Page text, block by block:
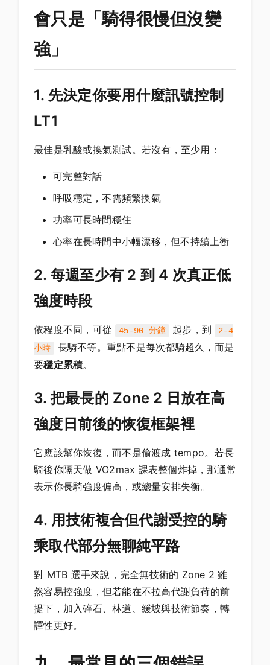
會只是「騎得很慢但沒變
強」
1. 先決定你要用什麼訊號控制
LT1
最佳是乳酸或換氣測試。若沒有，至少用：
可完整對話
呼吸穩定，不需頻繁換氣
功率可長時間穩住
心率在長時間中小幅漂移，但不持續上衝
2. 每週至少有 2 到 4 次真正低
強度時段
依程度不同，可從 45-90 分鐘 起步，到
2-4
小時
長騎不等。重點不是每次都騎超久，而是
要穩定累積。
3. 把最長的 Zone 2 日放在高
強度日前後的恢復框架裡
它應該幫你恢復，而不是偷渡成 tempo。若長
騎後你隔天做 VO2max 課表整個炸掉，那通常
表示你長騎強度偏高，或總量安排失衡。
4. 用技術複合但代謝受控的騎
乘取代部分無聊純平路
對 MTB 選手來說，完全無技術的 Zone 2 雖
然容易控強度，但若能在不拉高代謝負荷的前
提下，加入碎石、林道、緩坡與技術節奏，轉
譯性更好。